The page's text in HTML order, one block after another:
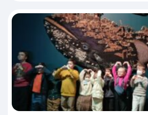
ребята успели выступить сразу на
Группы 2, 3, 4 и 7 достойно